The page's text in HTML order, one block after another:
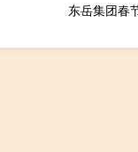
东岳集团春